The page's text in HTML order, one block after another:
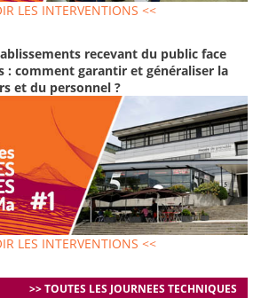
LES INTERVENTIONS <<
recevant du public face
: comment garantir et généraliser la
et du personnel ?
LES INTERVENTIONS <<
>> TOUTES LES JOURNEES TECHNIQUES